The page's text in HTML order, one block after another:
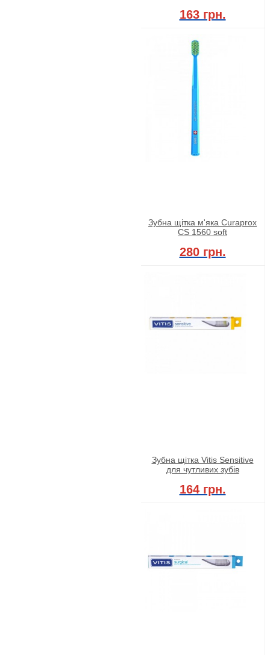
163 грн.
Зубна щітка м'яка Сuraprox
CS 1560 soft
280 грн.
Зубна щітка Vitis Sensitive
для чутливих зубів
164 грн.